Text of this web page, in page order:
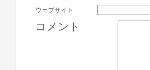
ウェブサイト
コメント